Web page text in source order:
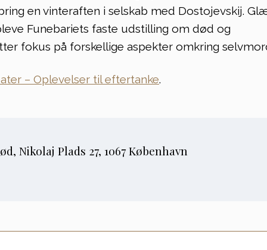
en vinteraften i selskab med Dostojevskij.
Funebariets faste udstilling om død og
fokus på forskellige aspekter omkring
– Oplevelser til eftertanke.
Nikolaj Plads 27, 1067 København